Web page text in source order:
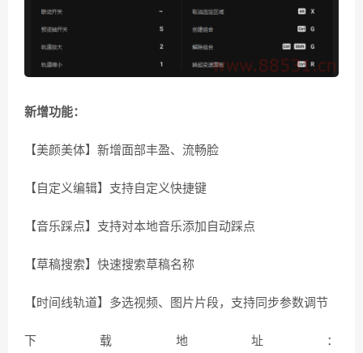
新增功能：
【美颜美体】新增面部丰盈、流畅脸
【自定义编辑】支持自定义快捷键
【音乐踩点】支持对本地音乐添加自动踩点
【草稿搜索】快速搜索草稿名称
【时间线轨道】多选视频、图片片段，支持同步参数调节
下载地址：